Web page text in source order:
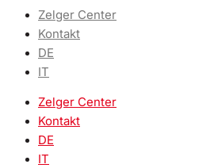
Zelger Center
Kontakt
DE
IT
Zelger Center
Kontakt
DE
IT